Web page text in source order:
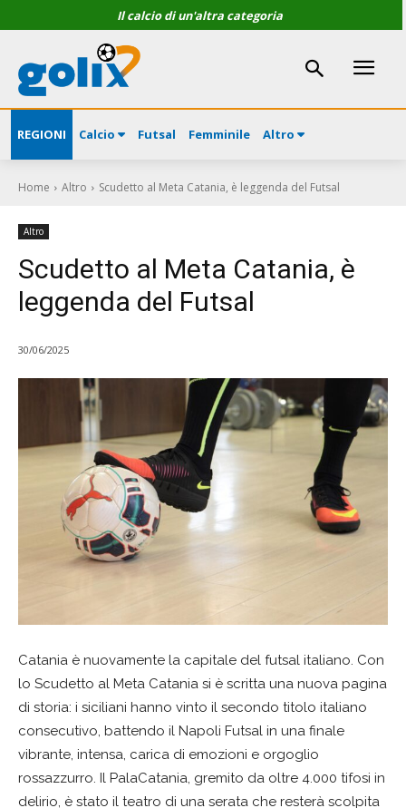
Il calcio di un'altra categoria
REGIONI Calcio Futsal Femminile Altro
Home Altro Scudetto al Meta Catania, è leggenda del Futsal
Altro
Scudetto al Meta Catania, è
leggenda del Futsal
30/06/2025
Catania è nuovamente la capitale del futsal italiano. Con
lo Scudetto al Meta Catania si è scritta una nuova pagina
di storia: i siciliani hanno vinto il secondo titolo italiano
consecutivo, battendo il Napoli Futsal in una finale
vibrante, intensa, carica di emozioni e orgoglio
rossazzurro. Il PalaCatania, gremito da oltre 4.000 tifosi in
delirio, è stato il teatro di una serata che resterà scolpita